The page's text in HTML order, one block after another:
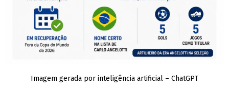
Imagem gerada por inteligência artificial – ChatGPT